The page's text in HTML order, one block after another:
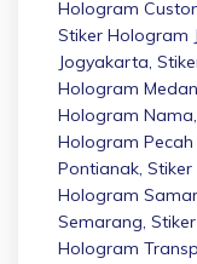
Hologram
Stiker Hologram
Jogyakarta,
Hologram Medan
Hologram Nama,
Hologram Pecah
Pontianak,
Hologram
Semarang,
Hologram